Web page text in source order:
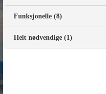
Funksjonelle (8)
Helt nødvendige (1)